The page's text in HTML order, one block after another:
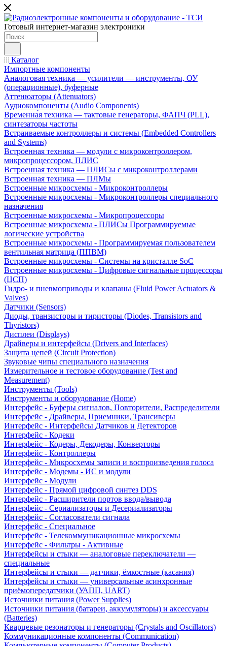
Готовый интернет-магазин электроники
Каталог
Импортные компоненты
Аналоговая техника — усилители — инструменты, ОУ
(операционные), буферные
Аттенюаторы (Attenuators)
Аудиокомпоненты (Audio Components)
Временна́я техника — тактовые генераторы, ФАПЧ (PLL),
синтезаторы частоты
Встраиваемые контроллеры и системы (Embedded Controllers
and Systems)
Встроенная техника — модули с микроконтроллером,
микропроцессором, ПЛИС
Встроенная техника — ПЛИСы с микроконтроллерами
Встроенная техника — ПЛМы
Встроенные микросхемы - Микроконтроллеры
Встроенные микросхемы - Микроконтроллеры специального
назначения
Встроенные микросхемы - Микропроцессоры
Встроенные микросхемы - ПЛИСы Программируемые
логические устройства
Встроенные микросхемы - Программируемая пользователем
вентильная матрица (ППВМ)
Встроенные микросхемы - Системы на кристалле SoC
Встроенные микросхемы - Цифровые сигнальные процессоры
(ЦСП)
Гидро- и пневмоприводы и клапаны (Fluid Power Actuators &
Valves)
Датчики (Sensors)
Диоды, транзисторы и тиристоры (Diodes, Transistors and
Thyristors)
Дисплеи (Displays)
Драйверы и интерфейсы (Drivers and Interfaces)
Защита цепей (Circuit Protection)
Звуковые чипы специального назначения
Измерительное и тестовое оборудование (Test and
Measurement)
Инструменты (Tools)
Инструменты и оборудование (Home)
Интерфейс - Буферы сигналов, Повторители, Распределители
Интерфейс - Драйверы, Приемники, Трансиверы
Интерфейс - Интерфейсы Датчиков и Детекторов
Интерфейс - Кодеки
Интерфейс - Кодеры, Декодеры, Конверторы
Интерфейс - Контроллеры
Интерфейс - Микросхемы записи и воспроизведения голоса
Интерфейс - Модемы - ИС и модули
Интерфейс - Модули
Интерфейс - Прямой цифровой синтез DDS
Интерфейс - Расширители портов ввода/вывода
Интерфейс - Сериализаторы и Десериализаторы
Интерфейс - Согласователи сигнала
Интерфейс - Специальное
Интерфейс - Телекоммуникационные микросхемы
Интерфейс - Фильтры - Активные
Интерфейсы и стыки — аналоговые переключатели —
специальные
Интерфейсы и стыки — датчики, ёмкостные (касания)
Интерфейсы и стыки — универсальные асинхронные
приёмопередатчики (УАПП, UART)
Источники питания (Power Supplies)
Источники питания (батареи, аккумуляторы) и аксессуары
(Batteries)
Кварцевые резонаторы и генераторы (Crystals and Oscillators)
Коммуникационные компоненты (Communication)